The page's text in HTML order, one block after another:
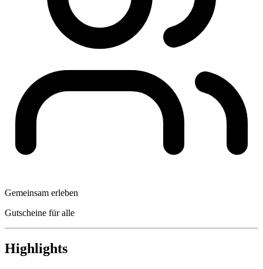
Gemeinsam erleben
Gutscheine für alle
Highlights